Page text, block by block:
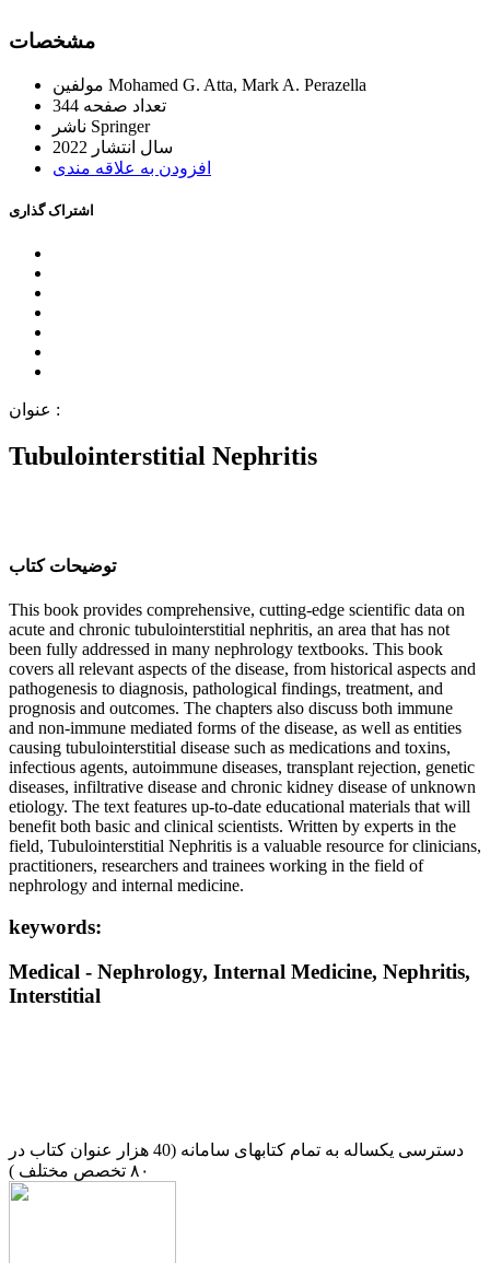
ﻣﺸﺨﺼﺎﺕ
Mohamed G. Atta, Mark A. Perazella
ﺗﻌﺪاﺩ ﺻﻔﺤﻪ 344
Springer
ﺳﺎﻝ اﻧﺘﺸﺎﺭ 2022
اﻓﺰﻭﺩﻥ ﺑﻪ ﻋﻼﻗﻪ ﻣﻨﺪﯼ
اﺷﺘﺮاﮎ ﮔﺬاﺭﯼ
ﻋﻨﻮاﻥ :
Tubulointerstitial Nephritis
ﺗﻮﺿﯿﺤﺎﺕ ﮐﺘﺎﺏ
This book provides comprehensive, cutting-edge scientific data on
acute and chronic tubulointerstitial nephritis, an area that has not
been fully addressed in many nephrology textbooks. This book
covers all relevant aspects of the disease, from historical aspects and
pathogenesis to diagnosis, pathological findings, treatment, and
prognosis and outcomes. The chapters also discuss both immune
and non-immune mediated forms of the disease, as well as entities
causing tubulointerstitial disease such as medications and toxins,
infectious agents, autoimmune diseases, transplant rejection, genetic
diseases, infiltrative disease and chronic kidney disease of unknown
etiology. The text features up-to-date educational materials that will
benefit both basic and clinical scientists. Written by experts in the
field, Tubulointerstitial Nephritis is a valuable resource for clinicians,
practitioners, researchers and trainees working in the field of
nephrology and internal medicine.
keywords:
Medical - Nephrology, Internal Medicine, Nephritis,
Interstitial
دسترسی یکساله به تمام کتابهای سامانه (40 هزار عنوان کتاب در
۸۰ تخصص مختلف )